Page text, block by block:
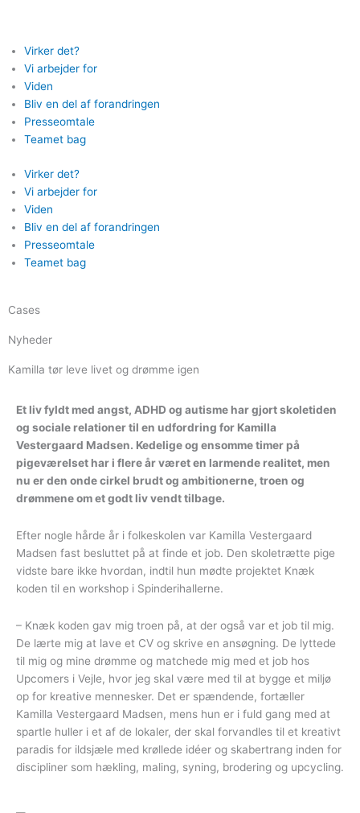
indholdet
Virker det?
Vi arbejder for
Viden
Bliv en del af forandringen
Presseomtale
Teamet bag
Virker det?
Vi arbejder for
Viden
Bliv en del af forandringen
Presseomtale
Teamet bag
Cases
Nyheder
Kamilla tør leve livet og drømme igen
Et liv fyldt med angst, ADHD og autisme har gjort skoletiden
og sociale relationer til en udfordring for Kamilla
Vestergaard Madsen. Kedelige og ensomme timer på
pigeværelset har i flere år været en larmende realitet, men
nu er den onde cirkel brudt og ambitionerne, troen og
drømmene om et godt liv vendt tilbage.
Efter nogle hårde år i folkeskolen var Kamilla Vestergaard
Madsen fast besluttet på at finde et job. Den skoletrætte pige
vidste bare ikke hvordan, indtil hun mødte projektet Knæk
koden til en workshop i Spinderihallerne.
– Knæk koden gav mig troen på, at der også var et job til mig.
De lærte mig at lave et CV og skrive en ansøgning. De lyttede
til mig og mine drømme og matchede mig med et job hos
Upcomers i Vejle, hvor jeg skal være med til at bygge et miljø
op for kreative mennesker. Det er spændende, fortæller
Kamilla Vestergaard Madsen, mens hun er i fuld gang med at
spartle huller i et af de lokaler, der skal forvandles til et kreativt
paradis for ildsjæle med krøllede idéer og skabertrang inden for
discipliner som hækling, maling, syning, brodering og upcycling.